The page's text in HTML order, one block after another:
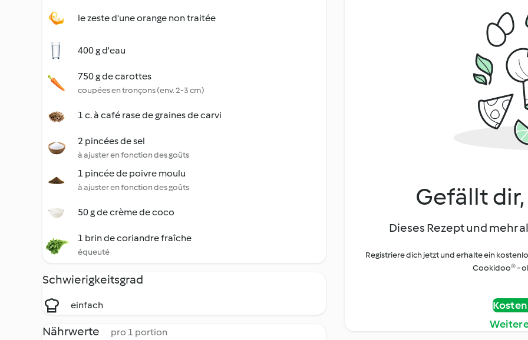
le zeste d'une orange non traitée
400 g d'eau
750 g de carottes
coupées en tronçons (env. 2-3 cm)
1 c. à café rase de graines de carvi
2 pincées de sel
à ajuster en fonction des goûts
1 pincée de poivre moulu
à ajuster en fonction des goûts
50 g de crème de coco
1 brin de coriandre fraîche
équeuté
Schwierigkeitsgrad
einfach
Nährwerte pro 1 portion
Gefällt
Dieses Rezept und mehr
Registriere dich jetzt und erhalte ein
Cookidoo® -